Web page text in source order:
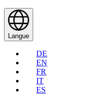
Langue
DE
EN
FR
IT
ES